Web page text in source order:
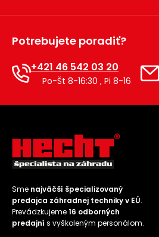
Potrebujete poradiť?
+421 46 542 03 20
Po-Št 8-16:30 , Pi 8-16
Sme najväčší špecializovaný
predajca záhradnej techniky v EÚ.
Prevádzkujeme16 odborných
predajní s vyškoleným personálom.